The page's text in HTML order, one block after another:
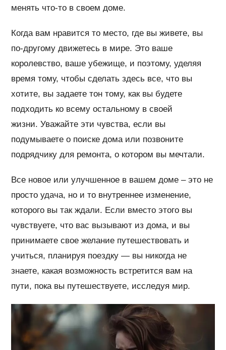
менять что-то в своем доме.
Когда вам нравится то место, где вы живете, вы
по-другому движетесь в мире. Это ваше
королевство, ваше убежище, и поэтому, уделяя
время тому, чтобы сделать здесь все, что вы
хотите, вы задаете тон тому, как вы будете
подходить ко всему остальному в своей
жизни. Уважайте эти чувства, если вы
подумываете о поиске дома или позвоните
подрядчику для ремонта, о котором вы мечтали.
Все новое или улучшенное в вашем доме – это не
просто удача, но и то внутреннее изменение,
которого вы так ждали. Если вместо этого вы
чувствуете, что вас вызывают из дома, и вы
принимаете свое желание путешествовать и
учиться, планируя поездку — вы никогда не
знаете, какая возможность встретится вам на
пути, пока вы путешествуете, исследуя мир.